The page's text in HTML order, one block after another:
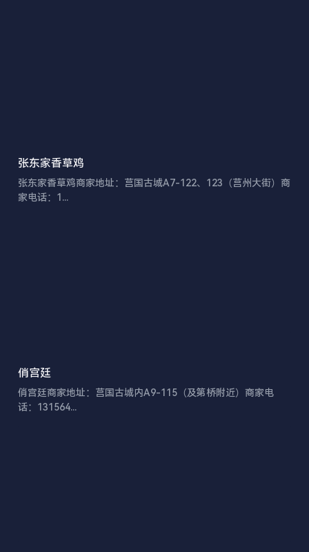
张东家香草鸡
张东家香草鸡商家地址：莒国古城A7-122、123（莒州大街）商
家电话：1...
俏宫廷
俏宫廷商家地址：莒国古城内A9-115（及第桥附近）商家电
话：131564...